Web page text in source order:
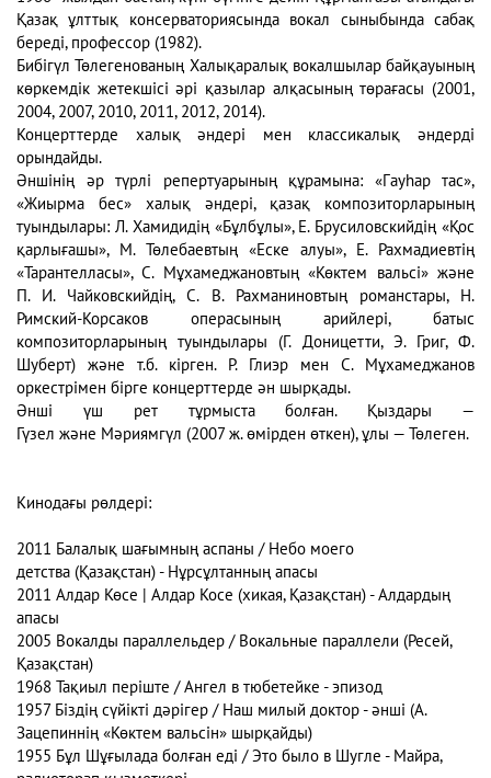
Қазақ ұлттық консерваториясында вокал сыныбында сабақ
береді, профессор (1982).
Бибігүл Төлегенованың Халықаралық вокалшылар байқауының
көркемдік жетекшісі әрі қазылар алқасының төрағасы (2001,
2004, 2007, 2010, 2011, 2012, 2014).
Концерттерде халық әндері мен классикалық әндерді
орындайды.
Әншінің әр түрлі репертуарының құрамына: «Гayhap тас»,
«Жиырма бес» халық әндері, қазақ композиторларының
туындылары: Л. Хамидидің «Бұлбұлы», Е. Брусиловскийдің «Қос
қарлығашы», М. Төлебаевтың «Еске алуы», Е. Рахмадиевтің
«Тарантелласы», С. Мұхамеджановтың «Көктем вальсi» және
П. И. Чайковскийдің, С. В. Рахманиновтың романстары, Н.
Римский-Корсаков операсының арийлері, батыс
композиторларының туындылары (Г. Доницетти, Э. Григ, Ф.
Шуберт) және т.б. кірген. Р. Глиэр мен С. Мұхамеджанов
оркестрімен бірге концерттерде ән шырқады.
Әнші үш рет тұрмыста болған. Қыздары —
Гүзел және Мәриямгүл (2007 ж. өмірден өткен), ұлы — Төлеген.
Кинодағы рөлдері:
2011 Балалық шағымның аспаны / Небо моего
детства (Қазақстан) - Нұрсұлтанның апасы
2011 Алдар Көсе | Алдар Косе (хикая, Қазақстан) - Алдардың
апасы
2005 Вокалды параллельдер / Вокальные параллели (Ресей,
Қазақстан)
1968 Тақиыл періште / Ангел в тюбетейке - эпизод
1957 Біздің сүйікті дәрігер / Наш милый доктор - әнші (А.
Зацепиннің «Көктем вальсін» шырқайды)
1955 Бұл Шұғылада болған еді / Это было в Шугле - Майра,